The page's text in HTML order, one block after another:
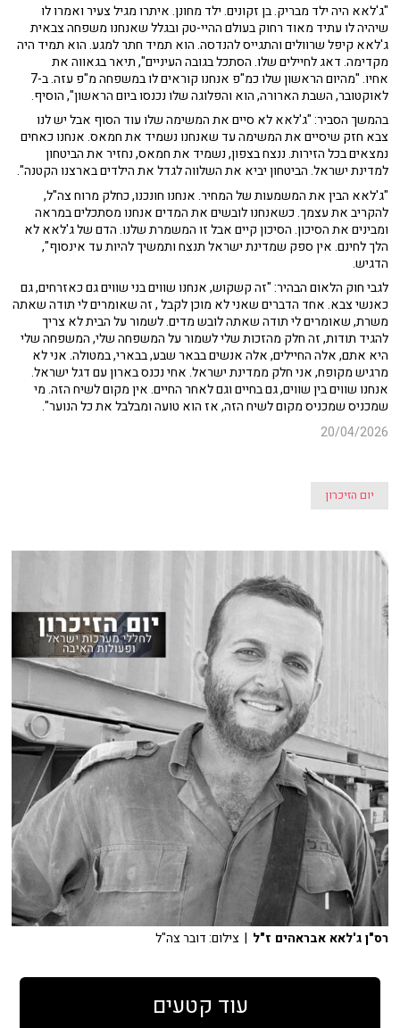
"ג'לאא היה ילד מבריק. בן זקונים. ילד מחונן. איתרו מגיל צעיר ואמרו לו
שיהיה לו עתיד מאוד רחוק בעולם ההיי-טק ובגלל שאנחנו משפחה צבאית
ג'לאא קיפל שרוולים והתגייס להנדסה. הוא תמיד חתר למגע. הוא תמיד היה
מקדימה. דאג לחיילים שלו. הסתכל בגובה העיניים", תיאר בגאווה את
אחיו. "מהיום הראשון שלו כמ"פ אנחנו קוראים לו במשפחה מ"פ עזה. ב-7
לאוקטובר, השבת הארורה, הוא והפלוגה שלו נכנסו ביום הראשון", הוסיף.
בהמשך הסביר: "ג'לאא לא סיים את המשימה שלו עוד הסוף אבל יש לנו
צבא חזק שיסיים את המשימה עד שאנחנו נשמיד את חמאס. אנחנו כאחים
נמצאים בכל הזירות. ננצח בצפון, נשמיד את חמאס, נחזיר את הביטחון
למדינת ישראל. הביטחון יביא את השלווה לגדל את הילדים בארצנו הקטנה".
"ג'לאא הבין את המשמעות של המחיר. אנחנו חונכנו, כחלק מרוח צה"ל,
להקריב את עצמך. כשאנחנו לובשים את המדים אנחנו מסתכלים במראה
ומבינים את הסיכון. הסיכון קיים אבל זו המשמרת שלנו. הדם של ג'לאא לא
הלך לחינם. אין ספק שמדינת ישראל תנצח ותמשיך להיות עד אינסוף",
הדגיש.
לגבי חוק הלאום הבהיר: "זה קשקוש, אנחנו שווים בני שווים גם כאזרחים, גם
כאנשי צבא. אחד הדברים שאני לא מוכן לקבל , זה שאומרים לי תודה שאתה
משרת, שאומרים לי תודה שאתה לובש מדים. לשמור על הבית לא צריך
להגיד תודות, זה חלק מהזכות שלי לשמור על המשפחה שלי, המשפחה שלי
היא אתם, אלה החיילים, אלה אנשים בבאר שבע, בבארי, במטולה. אני לא
מרגיש מקופח, אני חלק ממדינת ישראל. אחי נכנס בארון עם דגל ישראל.
אנחנו שווים בין שווים, גם בחיים וגם לאחר החיים. אין מקום לשיח הזה. מי
שמכניס שמכניס מקום לשיח הזה, אז הוא טועה ומבלבל את כל הנוער".
20/04/2026
יום הזיכרון
רס"ן ג'לאא אבראהים ז"ל | צילום: דובר צה"ל
עוד קטעים